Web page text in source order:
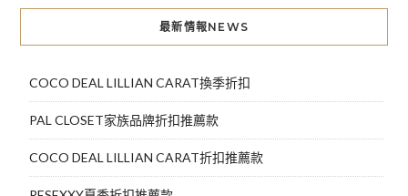
導
覽
最新情報NEWS
COCO DEAL LILLIAN CARAT換季折扣
PAL CLOSET家族品牌折扣推薦款
COCO DEAL LILLIAN CARAT折扣推薦款